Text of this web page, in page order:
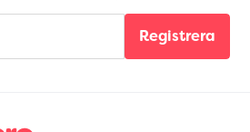
Registrera